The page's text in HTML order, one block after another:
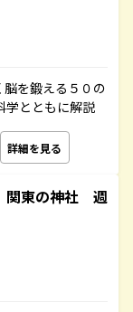
を鍛える５０の
学とともに解説
詳細を見る
関東の神社 週